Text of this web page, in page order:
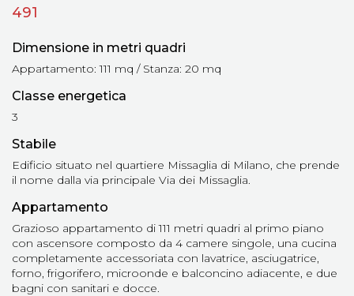
491
Dimensione in metri quadri
Appartamento: 111 mq / Stanza: 20 mq
Classe energetica
3
Stabile
Edificio situato nel quartiere Missaglia di Milano, che prende
il nome dalla via principale Via dei Missaglia.
Appartamento
Grazioso appartamento di 111 metri quadri al primo piano
con ascensore composto da 4 camere singole, una cucina
completamente accessoriata con lavatrice, asciugatrice,
forno, frigorifero, microonde e balconcino adiacente, e due
bagni con sanitari e docce.